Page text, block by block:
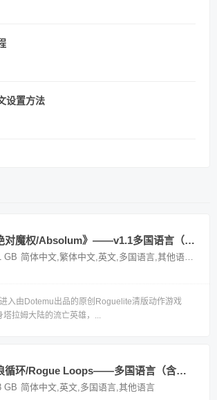
设置方法
《绝对魔权/Absolum》——v1.1多国语言（含简体中文）免安装解压即玩版
GB 简体中文,繁体中文,英文,多国语言,其他语言
入由Dotemu出品的原创Roguelite清版动作游戏
塔拉姆大陆的流亡英雄，...
流浪循环/Rogue Loops——多国语言（含简体中文）免安装解压即玩版
GB 简体中文,英文,多国语言,其他语言